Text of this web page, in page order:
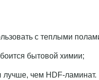
с теплыми
бытовой химии;
чем HDF-ламинат.